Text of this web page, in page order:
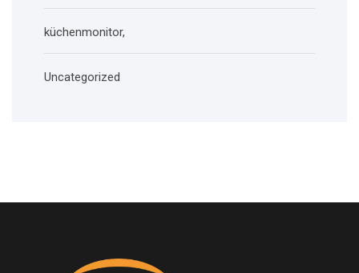
küchenmonitor,
Uncategorized